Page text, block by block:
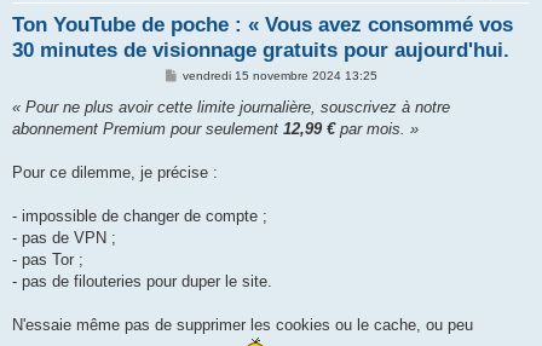
Ton YouTube de poche : « Vous avez consommé vos
30 minutes de visionnage gratuits pour aujourd'hui.
M
s
a
vendredi 15 novembre 2024 13:25
« Pour ne plus avoir cette limite journalière, souscrivez à notre
abonnement Premium pour seulement 12,99 €par mois. »
Pour ce dilemme, je précise :
- impossible de changer de compte ;
- pas de VPN ;
- pas Tor ;
- pas de filouteries pour duper le site.
N'essaie même pas de supprimer les cookies ou le cache, ou peu